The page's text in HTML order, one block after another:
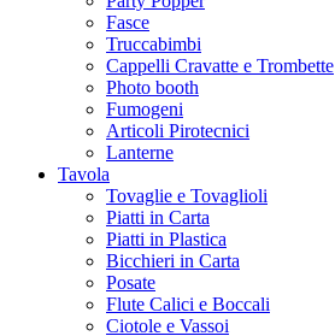
Fasce
Truccabimbi
Cappelli Cravatte e Trombette
Photo booth
Fumogeni
Articoli Pirotecnici
Lanterne
Tavola
Tovaglie e Tovaglioli
Piatti in Carta
Piatti in Plastica
Bicchieri in Carta
Posate
Flute Calici e Boccali
Ciotole e Vassoi